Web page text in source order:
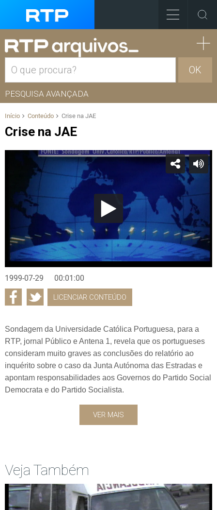
OK
PESQUISA AVANÇADA
Início Conteúdo Crise na JAE
Crise na JAE
1999-07-29 00:01:00
LICENCIAR CONTEÚDO
Sondagem da Universidade Católica Portuguesa, para a
RTP, jornal Público e Antena 1, revela que os portugueses
consideram muito graves as conclusões do relatório ao
inquérito sobre o caso da Junta Autónoma das Estradas e
apontam responsabilidades aos Governos do Partido Social
Democrata e do Partido Socialista.
VER MAIS
Veja Também